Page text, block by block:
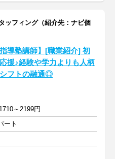
ッフィング（紹介先：ナビ個
指導塾講師】[職業紹介] 初
援♪経験や学力よりも人柄
フトの融通◎
～2199円
ート